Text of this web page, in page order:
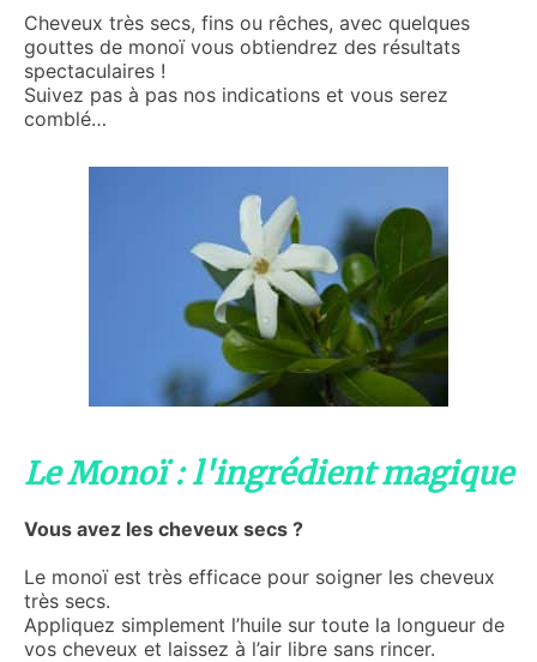
Cheveux très secs, fins ou rêches, avec quelques
gouttes de monoï vous obtiendrez des résultats
spectaculaires !
Suivez pas à pas nos indications et vous serez
comblé…
Le Monoï : l'ingrédient magique
Vous avez les cheveux secs ?
Le monoï est très efficace pour soigner les cheveux
très secs.
Appliquez simplement l’huile sur toute la longueur de
vos cheveux et laissez à l’air libre sans rincer.